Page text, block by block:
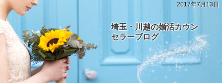
2017年7月13日
埼玉・川越の婚活カウン
セラーブログ